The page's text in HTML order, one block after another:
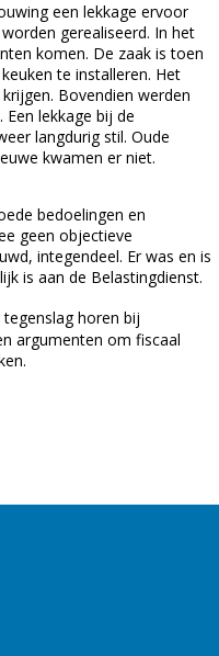
een lekkage ervoor
gerealiseerd. In het
komen. De zaak is toen
te installeren. Het
Bovendien werden
lekkage bij de
langdurig stil. Oude
kwamen er niet.
bedoelingen en
geen objectieve
integendeel. Er was en is
is aan de Belastingdienst.
horen bij
argumenten om fiscaal